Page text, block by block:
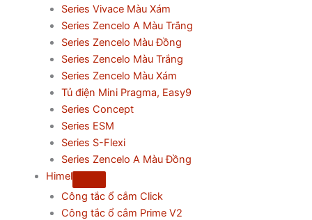
Series Vivace Màu Xám
Series Zencelo A Màu Trắng
Series Zencelo Màu Đồng
Series Zencelo Màu Trắng
Series Zencelo Màu Xám
Tủ điện Mini Pragma, Easy9
Series Concept
Series ESM
Series S-Flexi
Series Zencelo A Màu Đồng
Himel
Công tắc ổ cắm Click
Công tắc ổ cắm Prime V2